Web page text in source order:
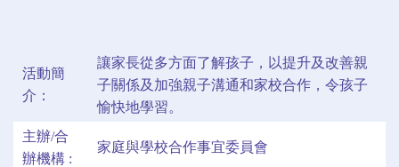
活動簡
介：
讓家長從多方面了解孩子，以提升及改善親
子關係及加強親子溝通和家校合作，令孩子
愉快地學習。
主辦/合
辦機構 :
家庭與學校合作事宜委員會